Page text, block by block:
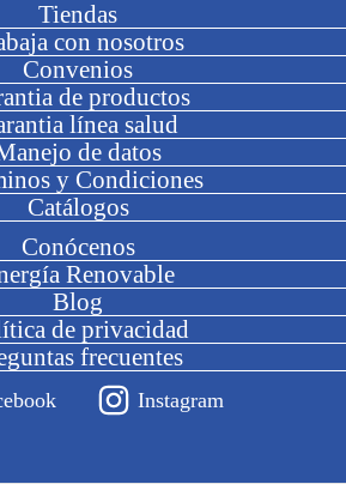
Tiendas
con nosotros
Convenios
de productos
línea salud
de datos
y Condiciones
Catálogos
Conócenos
Renovable
Blog
de privacidad
frecuentes
Instagram